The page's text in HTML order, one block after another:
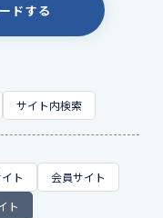
ドする
サイト内検索
ト
会員サイト
ト